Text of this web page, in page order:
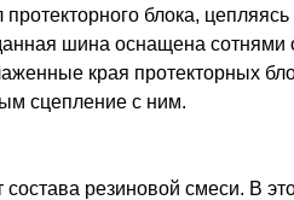
блока,
шина оснащена
края протекторных
сцепление с ним.
резиновой смеси. В